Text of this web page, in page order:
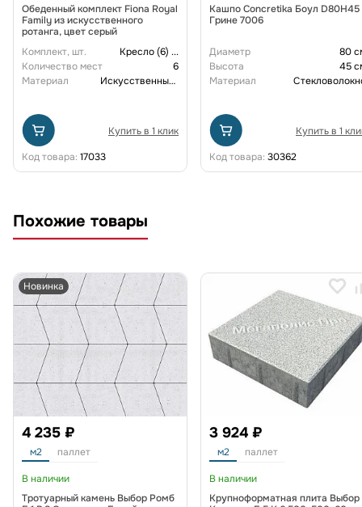
Обеденный комплект Fiona Royal
Family из искусственного
ротанга, цвет серый
Комплект, шт.
Кресло (6) ...
Количество мест
6
Материал
Искусственный ротанг
Купить в 1 клик
Код товара: 17033
Кашпо Concretika Боул D80H45
Грине 7006
Диаметр
80
Высота
45
Материал
Купить в 1
Код товара: 30362
Похожие товары
Новинка
4 235 ₽
м2 паллет
В наличии
Тротуарный камень Выбор Ромб
3 924 ₽
м2 паллет
В наличии
Крупноформатная плита Выбор